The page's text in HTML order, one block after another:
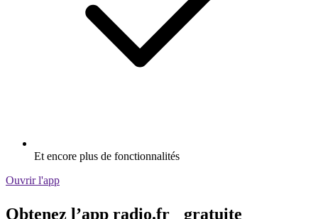
Et encore plus de fonctionnalités
Ouvrir l'app
Obtenez l’app radio.fr gratuite